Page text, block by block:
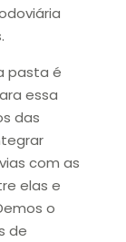
pasta é
essa
das
com as
elas e
o
de